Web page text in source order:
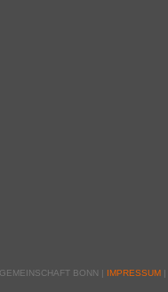
BONN | IMPRESSUM |